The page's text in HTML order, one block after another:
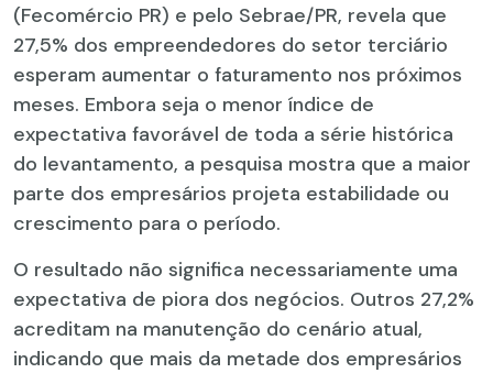
(Fecomércio PR) e pelo Sebrae/PR, revela que
27,5% dos empreendedores do setor terciário
esperam aumentar o faturamento nos próximos
meses. Embora seja o menor índice de
expectativa favorável de toda a série histórica
do levantamento, a pesquisa mostra que a maior
parte dos empresários projeta estabilidade ou
crescimento para o período.
O resultado não significa necessariamente uma
expectativa de piora dos negócios. Outros 27,2%
acreditam na manutenção do cenário atual,
indicando que mais da metade dos empresários